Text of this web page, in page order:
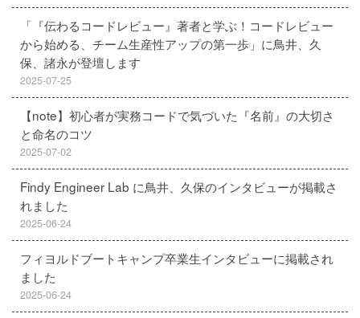
「『伝わるコードレビュー』著者と学ぶ！コードレビュー
から始める、チーム生産性アップの第一歩」に鳥井、久
保、諸永が登壇します
2025-07-25
【note】初心者が実務コードで気づいた『名前』の大切さ
と命名のコツ
2025-07-02
Findy Engineer Lab に鳥井、久保のインタビューが掲載さ
れました
2025-06-24
フィヨルドブートキャンプ卒業生インタビューに掲載され
ました
2025-06-24